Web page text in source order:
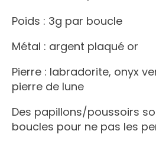
Poids : 3g par boucle
Métal : argent plaqué or
Pierre : labradorite, onyx
pierre de lune
Des papillons/poussoirs
boucles pour ne pas les